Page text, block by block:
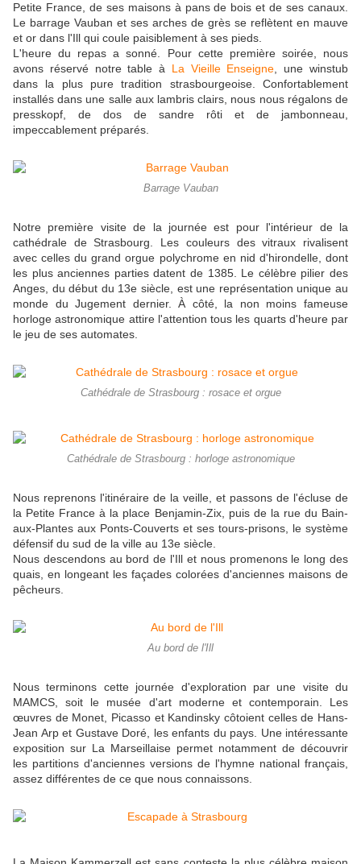
Petite France, de ses maisons à pans de bois et de ses canaux.
Le barrage Vauban et ses arches de grès se reflètent en mauve
et or dans l'Ill qui coule paisiblement à ses pieds.
L'heure du repas a sonné. Pour cette première soirée, nous
avons réservé notre table à La Vieille Enseigne , une winstub
dans la plus pure tradition strasbourgeoise. Confortablement
installés dans une salle aux lambris clairs, nous nous régalons de
presskopf, de dos de sandre rôti et de jambonneau,
impeccablement préparés.
Barrage Vauban
Notre première visite de la journée est pour l'intérieur de la
cathédrale de Strasbourg. Les couleurs des vitraux rivalisent
avec celles du grand orgue polychrome en nid d'hirondelle, dont
les plus anciennes parties datent de 1385. Le célèbre pilier des
Anges, du début du 13e siècle, est une représentation unique au
monde du Jugement dernier. À côté, la non moins fameuse
horloge astronomique attire l'attention tous les quarts d'heure par
le jeu de ses automates.
Cathédrale de Strasbourg : rosace et orgue
Cathédrale de Strasbourg : horloge astronomique
Nous reprenons l'itinéraire de la veille, et passons de l'écluse de
la Petite France à la place Benjamin-Zix, puis de la rue du Bain-
aux-Plantes aux Ponts-Couverts et ses tours-prisons, le système
défensif du sud de la ville au 13e siècle.
Nous descendons au bord de l'Ill et nous promenons le long des
quais, en longeant les façades colorées d'anciennes maisons de
pêcheurs.
Au bord de l'Ill
Nous terminons cette journée d'exploration par une visite du
MAMCS, soit le musée d'art moderne et contemporain. Les
œuvres de Monet, Picasso et Kandinsky côtoient celles de Hans-
Jean Arp et Gustave Doré, les enfants du pays. Une intéressante
exposition sur La Marseillaise permet notamment de découvrir
les partitions d'anciennes versions de l'hymne national français,
assez différentes de ce que nous connaissons.